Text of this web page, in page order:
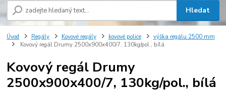
Hledat
Úvod Regály Kovové regály kovové police
výška regálu 2500 mm
Kovový regál Drumy 2500x900x400/7, 130kg/pol., bílá
Kovový regál Drumy
2500x900x400/7, 130kg/pol., bílá